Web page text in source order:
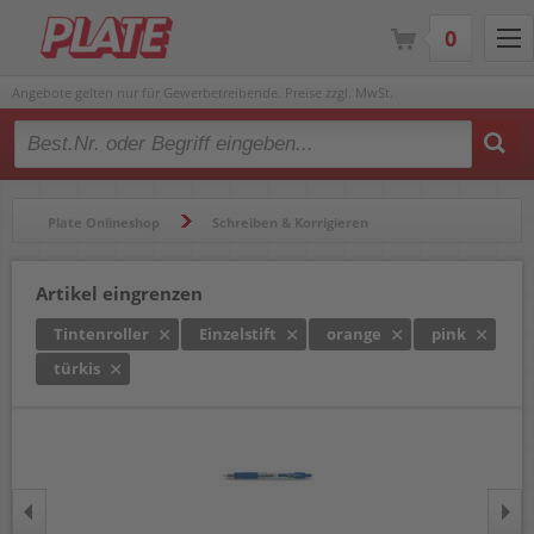
Angebote gelten nur für Gewerbetreibende. Preise zzgl. MwSt.
Type 2 or more characters for results.
Plate Onlineshop Schreiben & Korrigieren
Artikel eingrenzen
Tintenroller Einzelstift orange
pink
türkis
0